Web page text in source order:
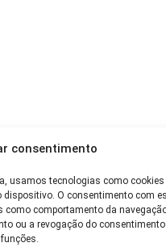
consentimento
usamos tecnologias como cookies
O consentimento com
comportamento da
ou a revogação do